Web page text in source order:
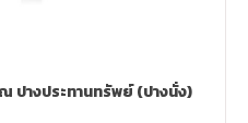
ปางประทานทรัพย์ (ปางนั่ง)